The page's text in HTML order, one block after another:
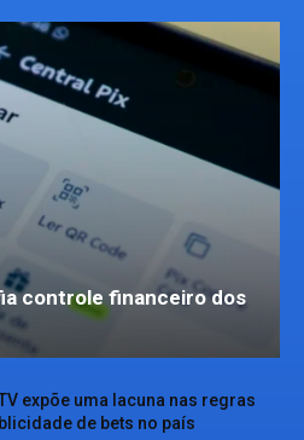
controle financeiro dos
expõe uma lacuna nas regras
de bets no país